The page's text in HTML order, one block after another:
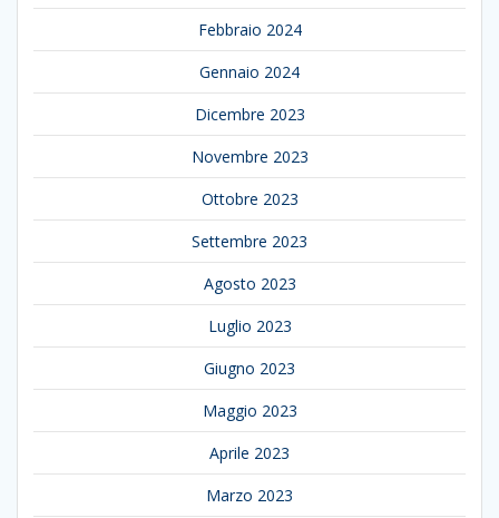
Febbraio 2024
Gennaio 2024
Dicembre 2023
Novembre 2023
Ottobre 2023
Settembre 2023
Agosto 2023
Luglio 2023
Giugno 2023
Maggio 2023
Aprile 2023
Marzo 2023